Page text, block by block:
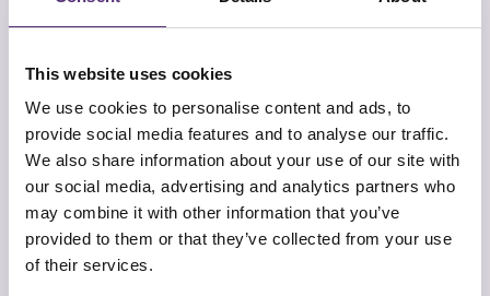
This website uses cookies
We use cookies to personalise content and ads, to
provide social media features and to analyse our traffic.
We also share information about your use of our site with
our social media, advertising and analytics partners who
may combine it with other information that you’ve
provided to them or that they’ve collected from your use
of their services.
werktijd. Ook bij beginnende klachten zoals
voor te staan, biedt SpecialistenNet uitkomst.
Werk je met internationale teams of remote
krachten voor een Nederlands bedrijf? Dan is een
vast aanspreekpunt extra waardevol.
Twijfel je of de klachten van jouw medewerker
passen bij deze vorm van begeleiding? Neem
dan gerust contact op. We denken graag mee.
Hulp bij online